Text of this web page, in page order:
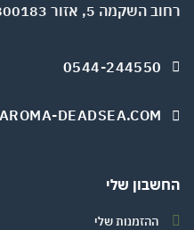
5, אזור 5800183
0544-244550
DEADSEA.COM
שלי
ההזמנות שלי